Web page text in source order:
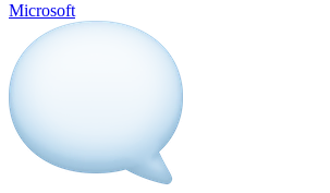
Microsoft